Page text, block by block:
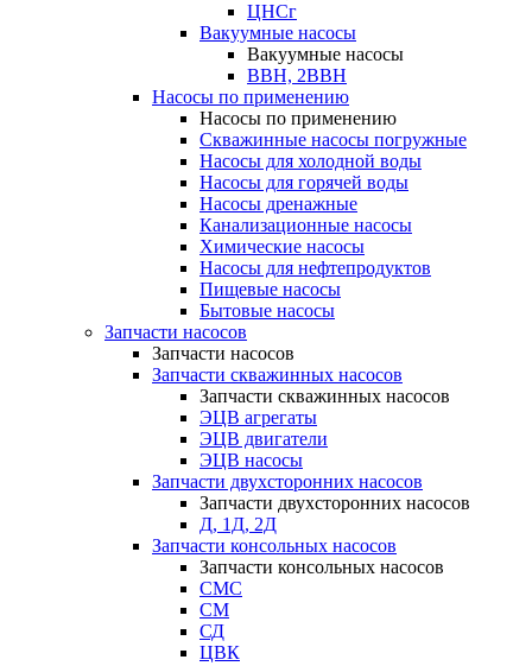
ЦНСг
Вакуумные насосы
Вакуумные насосы
ВВН, 2ВВН
Насосы по применению
Насосы по применению
Скважинные насосы погружные
Насосы для холодной воды
Насосы для горячей воды
Насосы дренажные
Канализационные насосы
Химические насосы
Насосы для нефтепродуктов
Пищевые насосы
Бытовые насосы
Запчасти насосов
Запчасти насосов
Запчасти скважинных насосов
Запчасти скважинных насосов
ЭЦВ агрегаты
ЭЦВ двигатели
ЭЦВ насосы
Запчасти двухсторонних насосов
Запчасти двухсторонних насосов
Д, 1Д, 2Д
Запчасти консольных насосов
Запчасти консольных насосов
СМС
СМ
СД
ЦВК